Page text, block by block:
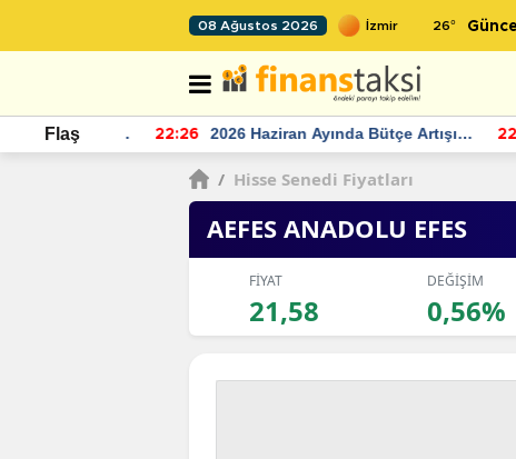
08 Ağustos 2026 26° Güncel
Flaş 22:26
2026 Haziran Ayında Bütçe Artışı
Yaşandı
/ Hisse Senedi Fiyatları
AEFES ANADOLU EFES
FİYAT
21,58
DEĞİŞİM
0,56%